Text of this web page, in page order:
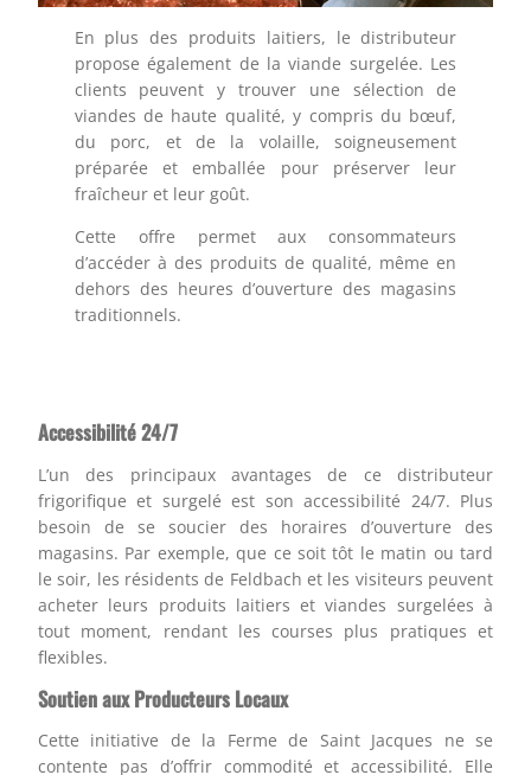
En plus des produits laitiers, le distributeur
propose également de la viande surgelée. Les
clients peuvent y trouver une sélection de
viandes de haute qualité, y compris du bœuf,
du porc, et de la volaille, soigneusement
préparée et emballée pour préserver leur
fraîcheur et leur goût.
Cette offre permet aux consommateurs
d’accéder à des produits de qualité, même en
dehors des heures d’ouverture des magasins
traditionnels.
Accessibilité 24/7
L’un des principaux avantages de ce distributeur
frigorifique et surgelé est son accessibilité 24/7. Plus
besoin de se soucier des horaires d’ouverture des
magasins. Par exemple, que ce soit tôt le matin ou tard
le soir, les résidents de Feldbach et les visiteurs peuvent
acheter leurs produits laitiers et viandes surgelées à
tout moment, rendant les courses plus pratiques et
flexibles.
Soutien aux Producteurs Locaux
Cette initiative de la Ferme de Saint Jacques ne se
contente pas d’offrir commodité et accessibilité. Elle